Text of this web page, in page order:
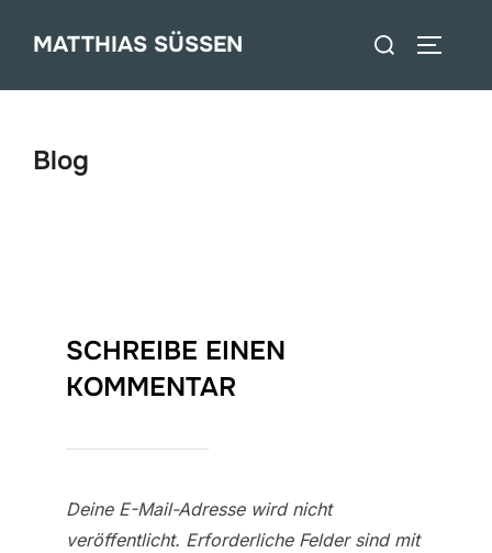
InhaltMATTHIAS SÜSSEN
Suchen
Blog
SCHREIBE EINEN
KOMMENTAR
Deine E-Mail-Adresse wird nicht
veröffentlicht. Erforderliche Felder sind mit